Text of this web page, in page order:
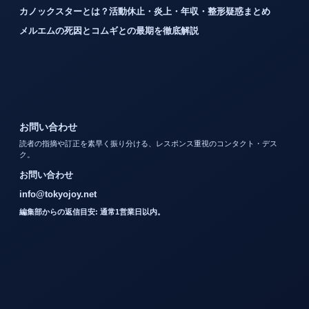
カノックスターとは？活動休止・炎上・年収・整形疑惑まとめ
メルエムの死因とコムギとの最期を徹底解説
お問い合わせ
読者の指摘や訂正を素早く振り分ける、レスポンス重視のコンタクト・デス
ク。
お問い合わせ
info@tokyojoy.net
編集部からの返信目安: 通常1営業日以内。